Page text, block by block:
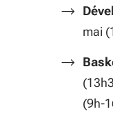
mai
(9h-